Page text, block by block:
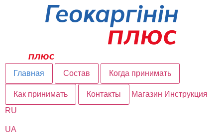
Главная Состав Когда принимать
Как принимать Контакты Магазин Инструкция
RU
UA